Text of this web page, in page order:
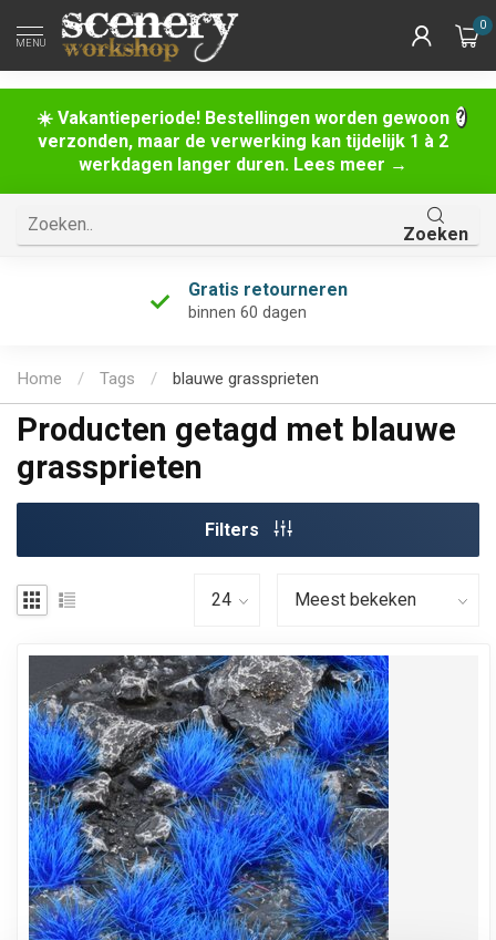
☀️ Vakantieperiode! Bestellingen worden gewoon
verzonden, maar de verwerking kan tijdelijk 1 à 2
werkdagen langer duren. Lees meer →
MENU
0
Zoeken
Gratis retourneren
binnen 60 dagen
Home / Tags / blauwe grassprieten
Producten getagd met blauwe
grassprieten
Filters